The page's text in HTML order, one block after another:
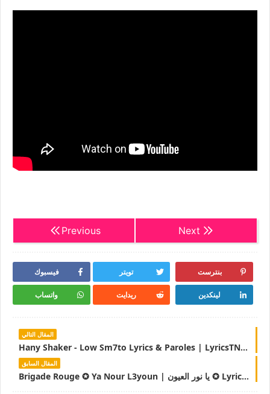
Previous Next
فيسبوك تويتر بنترست
واتساب ريدايت لينكدين
المقال التالي
Hany Shaker - Low Sm7to Lyrics & Paroles | LyricsTN | هاني شاكر -كلمات لو سمحتوا
المقال السابق
Brigade Rouge ✪ Ya Nour L3youn | يا نور العيون ✪ Lyrics & Paroles | LyricsTN